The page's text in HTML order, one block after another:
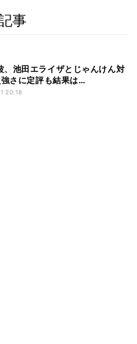
事
、池田エライザとじゃんけん対
さに定評も結果は…
20:18